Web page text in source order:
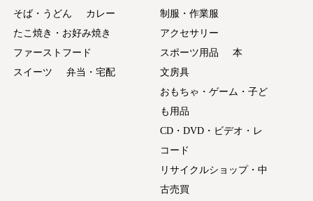
そば・うどん
カレー
たこ焼き・お好み焼き
ファーストフード
スイーツ
弁当・宅配
制服・作業服
アクセサリー
スポーツ用品
本
文房具
おもちゃ・ゲーム・子ど
も用品
CD・DVD・ビデオ・レ
コード
リサイクルショップ・中
古売買